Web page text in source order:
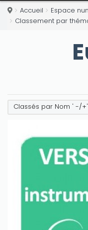
Accueil Espace
Classement par
Classés par Nom ' -/+'